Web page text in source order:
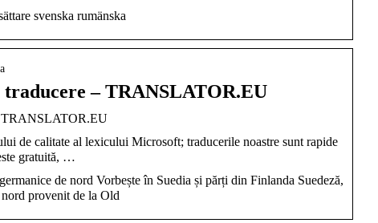
svenska rumänska
traducere – TRANSLATOR.EU
TRANSLATOR.EU
de calitate al lexicului Microsoft; traducerile noastre sunt rapide
gratuită, …
de nord Vorbește în Suedia și părți din Finlanda Suedeză,
provenit de la Old